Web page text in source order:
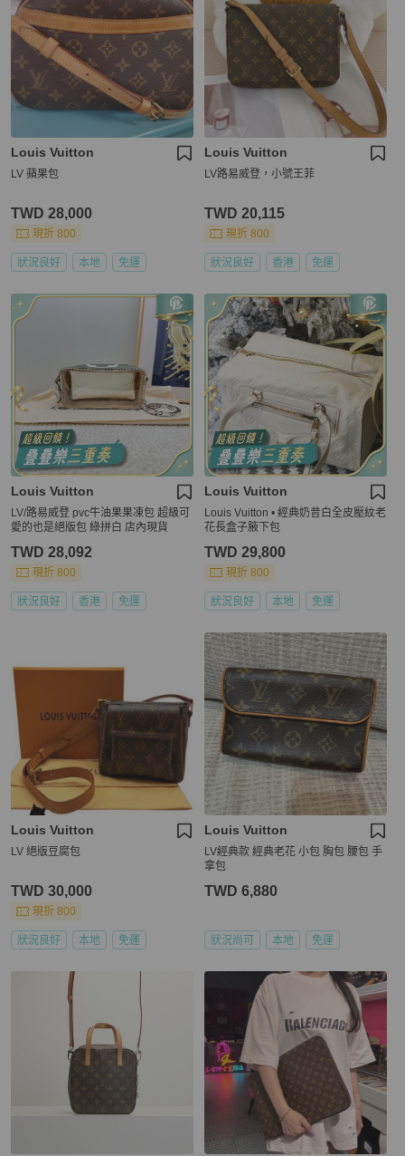
Louis Vuitton
LV 蘋果包
TWD 28,000
現折 800
狀況良好 本地 免運
Louis Vuitton
LV路易威登，小號王菲
TWD 20,115
現折 800
狀況良好 香港 免運
Louis Vuitton
LV/路易威登 pvc牛油果果凍包 超級可
愛的也是絕版包 綠拼白 店內現貨
TWD 28,092
現折 800
狀況良好 香港 免運
Louis Vuitton
Louis Vuitton • 經典奶昔白全皮壓紋老
花長盒子腋下包
TWD 29,800
現折 800
狀況良好 本地 免運
Louis Vuitton
LV 絕版豆腐包
TWD 30,000
現折 800
狀況良好 本地 免運
Louis Vuitton
LV經典款 經典老花 小包 胸包 腰包 手
拿包
TWD 6,880
狀況尚可 本地 免運